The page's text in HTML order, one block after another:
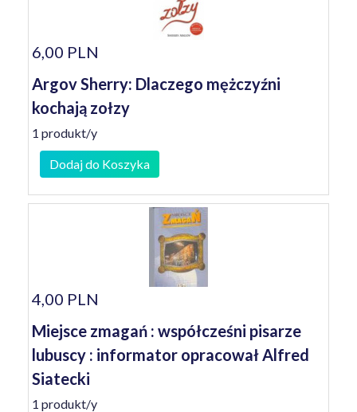
6,00 PLN
Argov Sherry: Dlaczego mężczyźni
kochają zołzy
1 produkt/y
Dodaj do Koszyka
4,00 PLN
Miejsce zmagań : współcześni pisarze
lubuscy : informator opracował Alfred
Siatecki
1 produkt/y